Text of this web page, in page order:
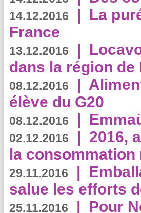
14.12.2016 | La
France
13.12.2016 |
dans la région de
08.12.2016 |
élève du G20
08.12.2016 |
02.12.2016 | 2016,
la consommation
29.11.2016 |
salue les efforts
25.11.2016 | Pour